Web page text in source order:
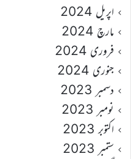
اپریل 2024
مارچ 2024
فروری 2024
جنوری 2024
دسمبر 2023
نومبر 2023
اکتوبر 2023
ستمبر 2023